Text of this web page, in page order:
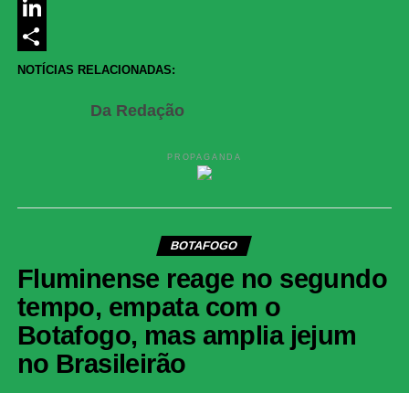
Messenger
LinkedIn
Share
NOTÍCIAS RELACIONADAS:
Da Redação
PROPAGANDA
BOTAFOGO
Fluminense reage no segundo
tempo, empata com o
Botafogo, mas amplia jejum
no Brasileirão